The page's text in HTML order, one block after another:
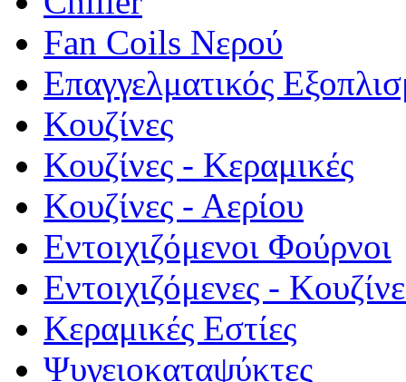
Fan Coils Νερού
Επαγγελματικός
Κουζίνες
Κουζίνες - Κεραμικές
Κουζίνες - Αερίου
Εντοιχιζόμενοι Φούρνοι
Εντοιχιζόμενες -
Κεραμικές Εστίες
Ψυγειοκαταψύκτες